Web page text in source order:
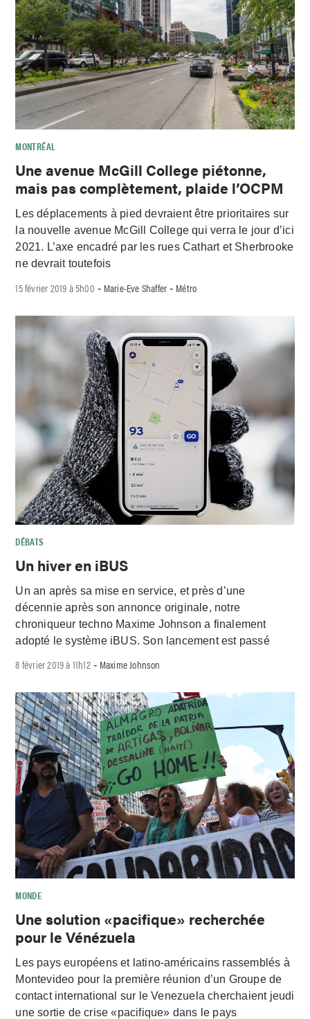
MONTRÉAL
Une avenue McGill College piétonne,
mais pas complètement, plaide l’OCPM
Les déplacements à pied devraient être prioritaires sur
la nouvelle avenue McGill College qui verra le jour d’ici
2021. L’axe encadré par les rues Cathart et Sherbrooke
ne devrait toutefois
15 février 2019 à 5h00 - Marie-Eve Shaffer - Métro
DÉBATS
Un hiver en iBUS
Un an après sa mise en service, et près d’une
décennie après son annonce originale, notre
chroniqueur techno Maxime Johnson a finalement
adopté le système iBUS. Son lancement est passé
8 février 2019 à 11h12- Maxime Johnson
MONDE
Une solution «pacifique» recherchée
pour le Vénézuela
Les pays européens et latino-américains rassemblés à
Montevideo pour la première réunion d’un Groupe de
contact international sur le Venezuela cherchaient jeudi
une sortie de crise «pacifique» dans le pays